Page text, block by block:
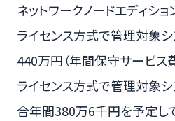
ネットワークノードエディシ
ライセンス方式で管理対象
440万円（年間保守サービス
ライセンス方式で管理対象
合年間380万6千円を予定し